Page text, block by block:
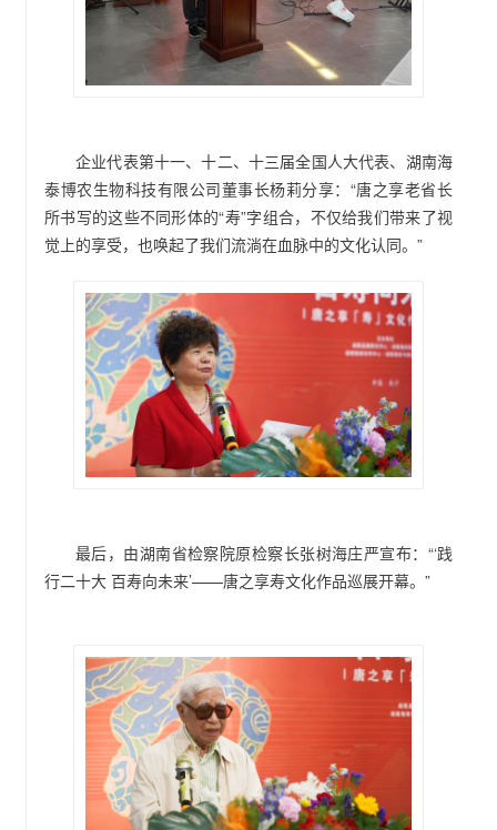
企业代表第十一、十二、十三届全国人大代表、湖南海
泰博农生物科技有限公司董事长杨莉分享：“唐之享老省长
所书写的这些不同形体的“寿”字组合，不仅给我们带来了视
觉上的享受，也唤起了我们流淌在血脉中的文化认同。”
最后，由湖南省检察院原检察长张树海庄严宣布：“‘践
行二十大 百寿向未来’——唐之享寿文化作品巡展开幕。”